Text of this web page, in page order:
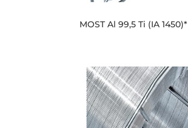
MOST Al 99,5 Ti (IA 1450)*